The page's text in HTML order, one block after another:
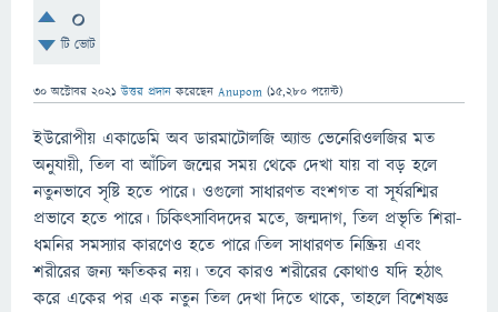
0
টি ভোট
30 অক্টোবর 2021 উত্তর প্রদান করেছেন Anupom (15,280 পয়েন্ট)
ইউরোপীয় একাডেমি অব ডারমাটোলজি অ্যান্ড ভেনেরিওলজির মত
অনুযায়ী, তিল বা আঁচিল জন্মের সময় থেকে দেখা যায় বা বড় হলে
নতুনভাবে সৃষ্টি হতে পারে। ওগুলো সাধারণত বংশগত বা সূর্যরশ্মির
প্রভাবে হতে পারে। চিকিত্সাবিদদের মতে, জন্মদাগ, তিল প্রভৃতি শিরা-
ধমনির সমস্যার কারণেও হতে পারে।তিল সাধারণত নিষ্ক্রিয় এবং
শরীরের জন্য ক্ষতিকর নয়। তবে কারও শরীরের কোথাও যদি হঠাৎ
করে একের পর এক নতুন তিল দেখা দিতে থাকে, তাহলে বিশেষজ্ঞ